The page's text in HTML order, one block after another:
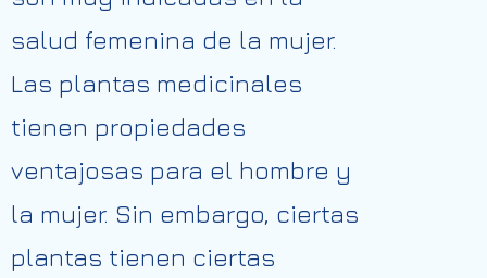
salud femenina de la mujer.
Las plantas medicinales
tienen propiedades
ventajosas para el hombre y
la mujer. Sin embargo, ciertas
plantas tienen ciertas